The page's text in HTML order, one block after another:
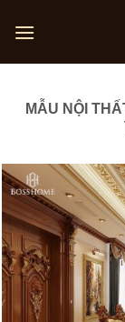
MẪU NỘI